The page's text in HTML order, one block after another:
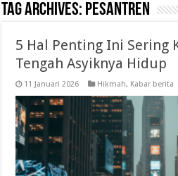
Tag Archives: pesantren
5 Hal Penting Ini Sering
Tengah Asyiknya Hidup
11 Januari 2026 Hikmah, Kabar berita